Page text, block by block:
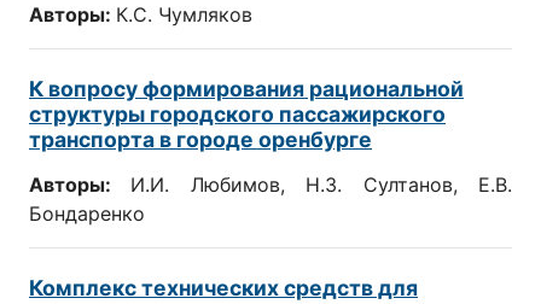
Авторы: К.С. Чумляков
К вопросу формирования рациональной
структуры городского пассажирского
транспорта в городе оренбурге
Авторы: И.И. Любимов, Н.З. Султанов, Е.В.
Бондаренко
Комплекс технических средств для